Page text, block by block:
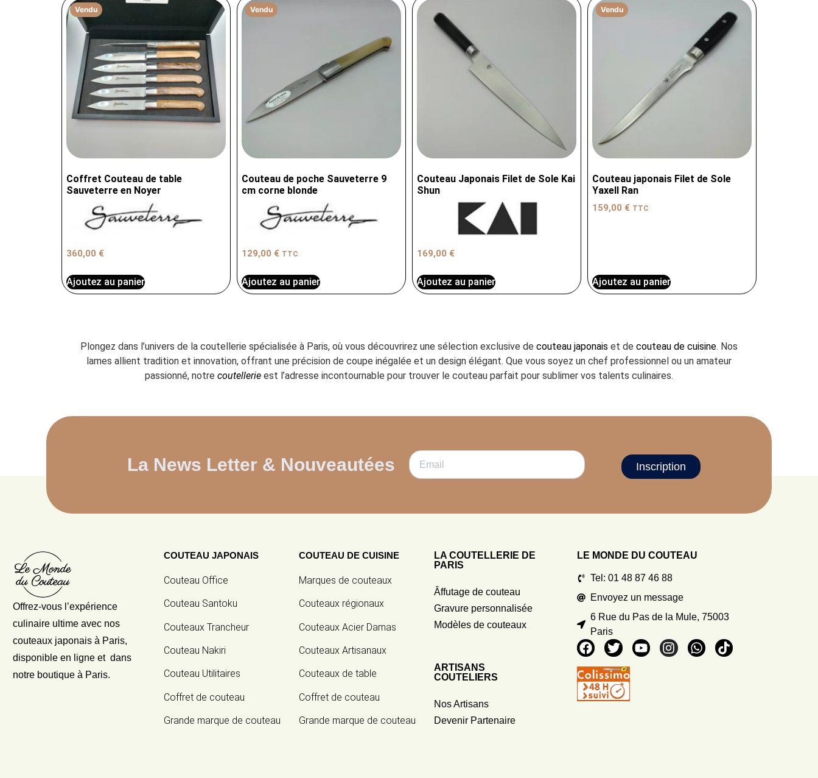
Vendu
Coffret Couteau de table
Sauveterre en Noyer
360,00 €
Ajoutez au panier
Vendu
Couteau de poche Sauveterre 9
cm corne blonde
129,00 € TTC
Ajoutez au panier
Couteau Japonais Filet de Sole Kai
Shun
169,00 €
Ajoutez au panier
Vendu
Couteau japonais Filet de Sole
Yaxell Ran
159,00 € TTC
Ajoutez au panier
Plongez dans l’univers de la coutellerie spécialisée à Paris, où vous découvrirez une sélection exclusive de couteau japonais et de couteau de cuisine. Nos
lames allient tradition et innovation, offrant une précision de coupe inégalée et un design élégant. Que vous soyez un chef professionnel ou un amateur
passionné, notre coutellerieest l’adresse incontournable pour trouver le couteau parfait pour sublimer vos talents culinaires.
La News Letter & Nouveautées Inscription
Offrez-vous l’expérience
culinaire ultime avec nos
couteaux japonais à Paris,
disponible en ligne et dans
notre boutique à Paris.
COUTEAU JAPONAIS
Couteau Office
Couteau Santoku
Couteaux Trancheur
Couteau Nakiri
Couteau Utilitaires
Coffret de couteau
Grande marque de couteau
COUTEAU DE CUISINE
Marques de couteaux
Couteaux régionaux
Couteaux Acier Damas
Couteaux Artisanaux
Couteaux de table
Coffret de couteau
Grande marque de couteau
LA COUTELLERIE DE
PARIS
Âffutage de couteau
Gravure personnalisée
Modèles de couteaux
ARTISANS
COUTELIERS
Nos Artisans
Devenir Partenaire
LE MONDE DU COUTEAU
Tel: 01 48 87 46 88
Envoyez un message
6 Rue du Pas de la Mule, 75003
Paris